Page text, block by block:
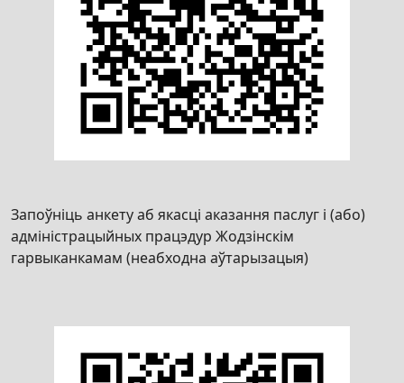
Запоўніць анкету аб якасці аказання паслуг і (або)
адміністрацыйных працэдур Жодзінскім
гарвыканкамам (неабходна аўтарызацыя)